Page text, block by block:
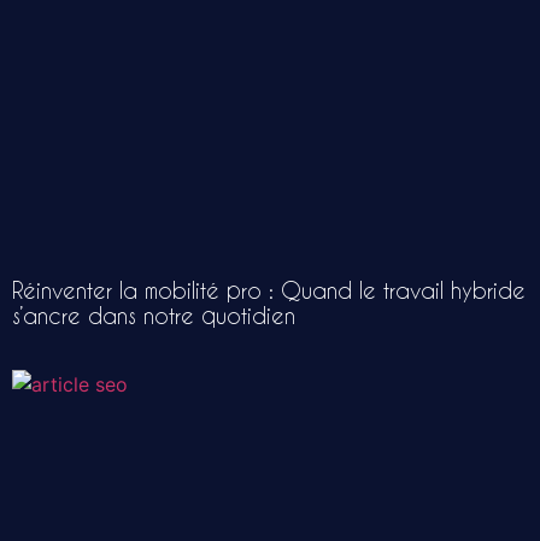
Réinventer la mobilité pro : Quand le travail hybride
s’ancre dans notre quotidien